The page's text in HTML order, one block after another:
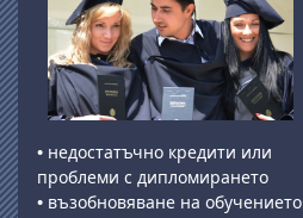
• недостатъчно кредити или
проблеми с дипломирането
• възобновяване на обучението